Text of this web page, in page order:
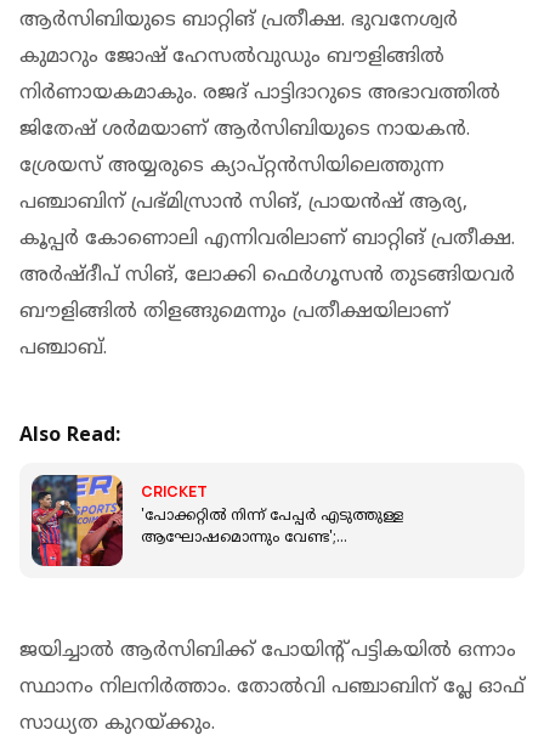
ആര്‍സിബിയുടെ ബാറ്റിങ് പ്രതീക്ഷ. ഭുവനേശ്വര്‍
കുമാറും ജോഷ് ഹേസല്‍വുഡും ബൗളിങ്ങില്‍
നിര്‍ണായകമാകും. രജദ് പാട്ടിദാറുടെ അഭാവത്തില്‍
ജിതേഷ് ശര്‍മയാണ് ആര്‍സിബിയുടെ നായകന്‍.
ശ്രേയസ് അയ്യരുടെ ക്യാപ്റ്റന്‍സിയിലെത്തുന്ന
പഞ്ചാബിന് പ്രഭ്മിസ്രാന്‍ സിങ്, പ്രായന്‍ഷ് ആര്യ,
കൂപ്പര്‍ കോണൊലി എന്നിവരിലാണ് ബാറ്റിങ് പ്രതീക്ഷ.
അര്‍ഷ്ദീപ് സിങ്, ലോക്കി ഫെര്‍ഗൂസന്‍ തുടങ്ങിയവര്‍
ബൗളിങ്ങില്‍ തിളങ്ങുമെന്നും പ്രതീക്ഷയിലാണ്
പഞ്ചാബ്.
Also Read:
CRICKET
'പോക്കറ്റിൽ നിന്ന് പേപ്പർ എടുത്തുള്ള
ആഘോഷമൊന്നും വേണ്ട';
ജയിച്ചാല്‍ ആര്‍സിബിക്ക് പോയിന്റ് പട്ടികയില്‍ ഒന്നാം
സ്ഥാനം നിലനിര്‍ത്താം. തോല്‍വി പഞ്ചാബിന് പ്ലേ ഓഫ്
സാധ്യത കുറയ്ക്കും.